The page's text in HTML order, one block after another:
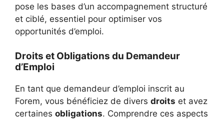
pose les bases d’un accompagnement structuré
et ciblé, essentiel pour optimiser vos
opportunités d’emploi.
Droits et Obligations du Demandeur
d’Emploi
En tant que demandeur d’emploi inscrit au
Forem, vous bénéficiez de divers droits et avez
certaines obligations. Comprendre ces aspects